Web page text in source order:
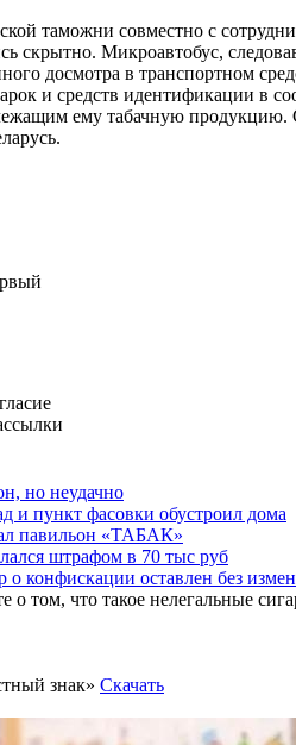
таможни совместно с
скрытно. Микроавтобус,
досмотра в транспортном
и средств идентификации в
ему табачную продукцию.
но неудачно
и пункт фасовки обустроил дома
павильон «ТАБАК»
штрафом в 70 тыс руб
о конфискации оставлен без
о том, что такое нелегальные
знак» Скачать